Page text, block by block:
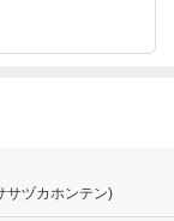
サヅカホンテン)